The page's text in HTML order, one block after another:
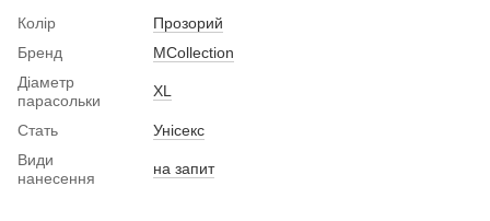
Колір
Прозорий
Бренд
MCollection
Діаметр
парасольки
XL
Стать
Унісекс
Види
нанесення
на запит